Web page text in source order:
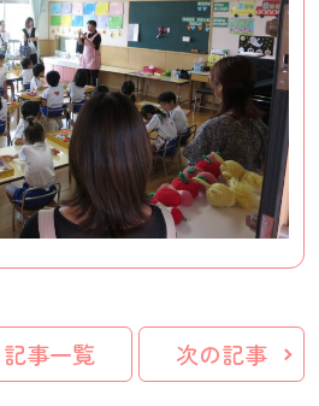
記事一覧 次の記事